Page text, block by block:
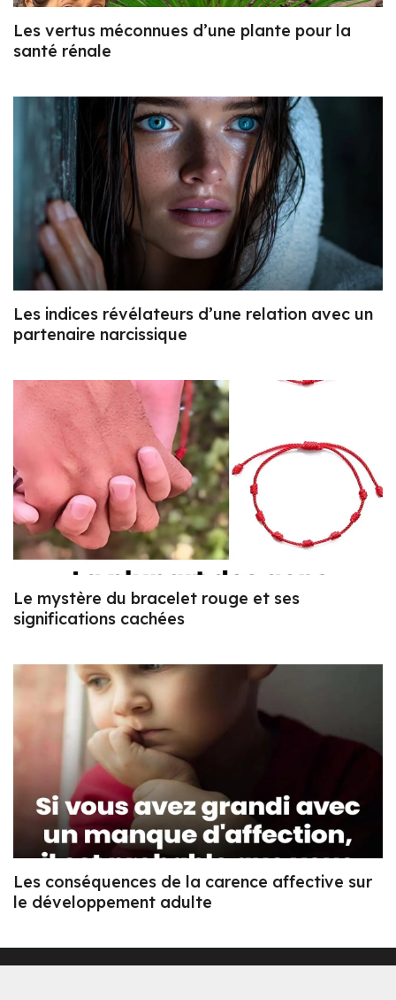
Les vertus méconnues d’une plante pour la
santé rénale
Les indices révélateurs d’une relation avec un
partenaire narcissique
Le mystère du bracelet rouge et ses
significations cachées
Les conséquences de la carence affective sur
le développement adulte